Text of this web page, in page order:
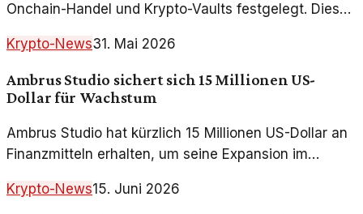
Onchain-Handel und Krypto-Vaults festgelegt. Diese
Kryptomarktes entscheidend prägen.
Krypto-News31. Mai 2026
Ambrus Studio sichert sich 15 Millionen US-
Dollar für Wachstum
Ambrus Studio hat kürzlich 15 Millionen US-Dollar an
Finanzmitteln erhalten, um seine Expansion im
bemerkenswerter Schritt in der Krypto-Branche.
Krypto-News15. Juni 2026